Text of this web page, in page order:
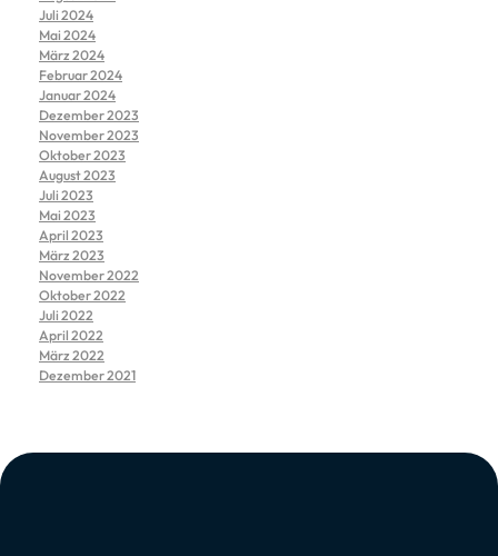
Juli 2024
Mai 2024
März 2024
Februar 2024
Januar 2024
Dezember 2023
November 2023
Oktober 2023
August 2023
Juli 2023
Mai 2023
April 2023
März 2023
November 2022
Oktober 2022
Juli 2022
April 2022
März 2022
Dezember 2021